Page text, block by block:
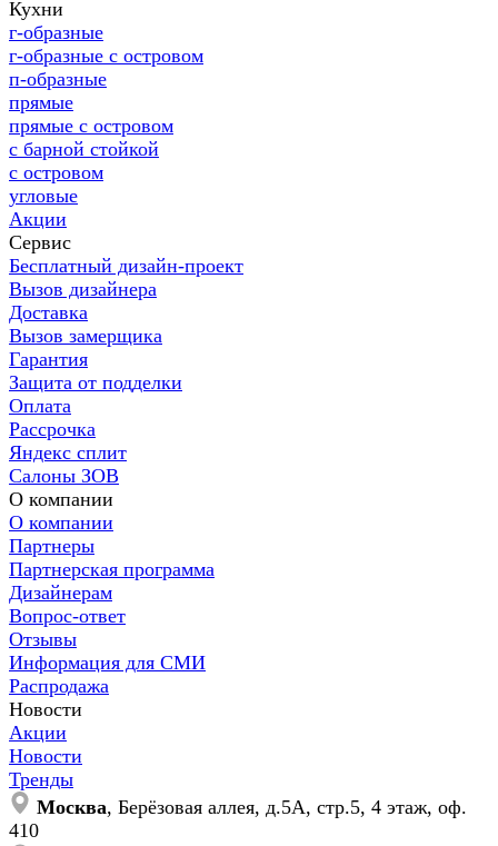
Кухни
г-образные
г-образные с островом
п-образные
прямые
прямые с островом
с барной стойкой
с островом
угловые
Акции
Сервис
Бесплатный дизайн-проект
Вызов дизайнера
Доставка
Вызов замерщика
Гарантия
Защита от подделки
Оплата
Рассрочка
Яндекс сплит
Салоны ЗОВ
О компании
О компании
Партнеры
Партнерская программа
Дизайнерам
Вопрос-ответ
Отзывы
Информация для СМИ
Распродажа
Новости
Акции
Новости
Тренды
Москва, Берёзовая аллея, д.5А, стр.5, 4 этаж, оф.
410